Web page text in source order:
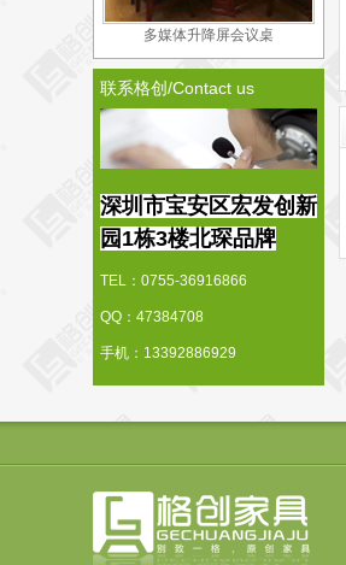
多媒体升降屏会议桌
联系格创/Contact us
深圳市宝安区宏发创新
园1栋3楼北琛品牌
TEL：0755-36916866
QQ：47384708
手机：13392886929